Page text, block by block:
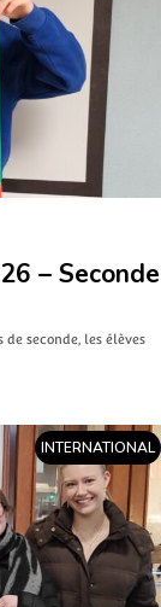
– Seconde
seconde, les élèves
INTERNATIONAL